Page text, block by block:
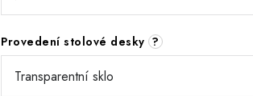
Provedení stolové desky ?